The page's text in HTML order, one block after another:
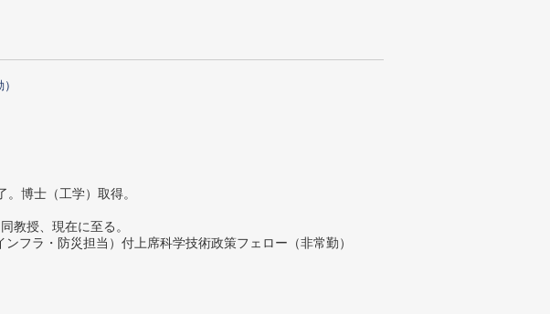
博士（工学）取得。
教授、現在に至る。
フラ・防災担当）付上席科学技術政策フェロー（非常勤）